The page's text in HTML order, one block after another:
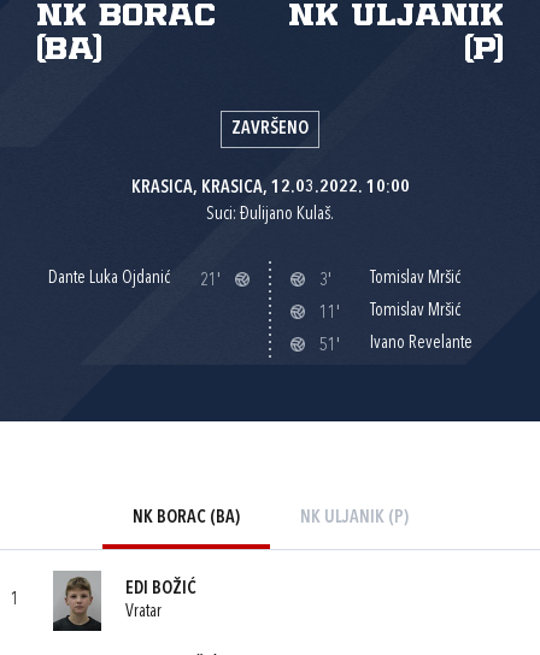
NK Borac
(Ba)
NK Uljanik
(P)
ZAVRŠENO
KRASICA, KRASICA, 12.03.2022. 10:00
Suci: Đulijano Kulaš.
Dante Luka Ojdanić 21' 3'
Tomislav Mršić
11'
Tomislav Mršić
51'
Ivano Revelante
NK BORAC (BA) NK ULJANIK (P)
1
EDI BOŽIĆ
Vratar